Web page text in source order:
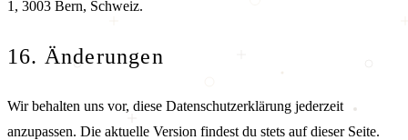
1, 3003 Bern, Schweiz.
16. Änderungen
Wir behalten uns vor, diese Datenschutzerklärung jederzeit
anzupassen. Die aktuelle Version findest du stets auf dieser Seite.